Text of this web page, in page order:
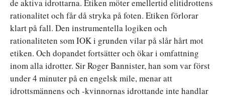
de aktiva idrottarna. Etiken möter emellertid elitidrottens
rationalitet och får då stryka på foten. Etiken förlorar
klart på fall. Den instrumentella logiken och
rationaliteten som IOK i grunden vilar på slår hårt mot
etiken. Och dopandet fortsätter och ökar i omfattning
inom alla idrotter. Sir Roger Bannister, han som var först
under 4 minuter på en engelsk mile, menar att
idrottsmännens och -kvinnornas idrottande inte handlar